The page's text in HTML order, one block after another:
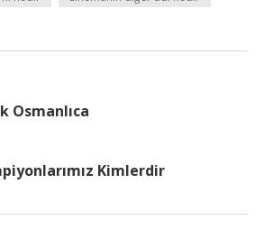
Osmanlıca
Kimlerdir